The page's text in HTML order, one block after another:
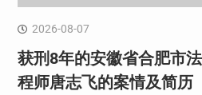
2026-08-07
获刑8年的安徽省合肥市
程师唐志飞的案情及简历